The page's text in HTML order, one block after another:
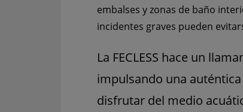
embalses y zonas de baño
incidentes graves pueden
La FECLESS hace un
impulsando una
disfrutar del medio